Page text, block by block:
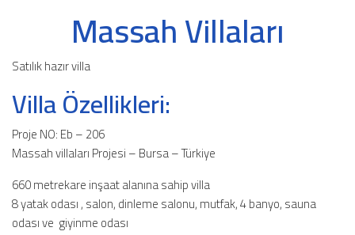
Massah Villaları
Satılık hazır villa
Villa Özellikleri:
Proje NO: Eb – 206
Massah villaları Projesi – Bursa – Türkiye
660 metrekare inşaat alanına sahip villa
8 yatak odası , salon, dinleme salonu, mutfak, 4 banyo, sauna
odası ve giyinme odası